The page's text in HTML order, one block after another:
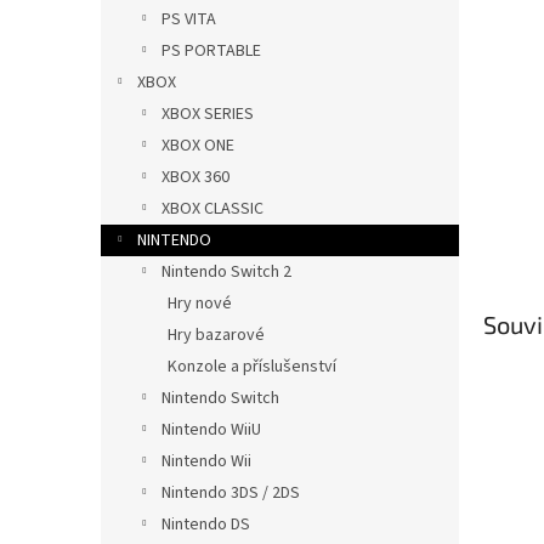
PS VITA
PS PORTABLE
XBOX
XBOX SERIES
XBOX ONE
XBOX 360
XBOX CLASSIC
NINTENDO
Nintendo Switch 2
Hry nové
Hry bazarové
Konzole a příslušenství
Nintendo Switch
Nintendo WiiU
Nintendo Wii
Nintendo 3DS / 2DS
Nintendo DS